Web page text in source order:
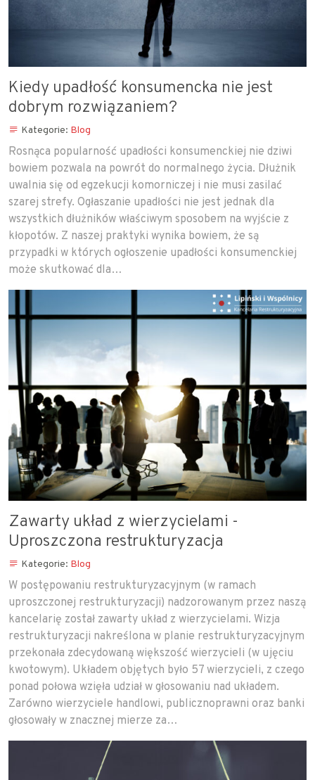
Kiedy upadłość konsumencka nie jest
dobrym rozwiązaniem?
Kategorie: Blog
Rosnąca popularność upadłości konsumenckiej nie dziwi
bowiem pozwala na powrót do normalnego życia. Dłużnik
uwalnia się od egzekucji komorniczej i nie musi zasilać
szarej strefy. Ogłaszanie upadłości nie jest jednak dla
wszystkich dłużników właściwym sposobem na wyjście z
kłopotów. Z naszej praktyki wynika bowiem, że są
przypadki w których ogłoszenie upadłości konsumenckiej
może skutkować dla…
Zawarty układ z wierzycielami -
Uproszczona restrukturyzacja
Kategorie: Blog
W postępowaniu restrukturyzacyjnym (w ramach
uproszczonej restrukturyzacji) nadzorowanym przez naszą
kancelarię został zawarty układ z wierzycielami. Wizja
restrukturyzacji nakreślona w planie restrukturyzacyjnym
przekonała zdecydowaną większość wierzycieli (w ujęciu
kwotowym). Układem objętych było 57 wierzycieli, z czego
ponad połowa wzięła udział w głosowaniu nad układem.
Zarówno wierzyciele handlowi, publicznoprawni oraz banki
głosowały w znacznej mierze za…